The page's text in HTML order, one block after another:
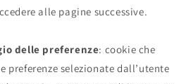
alle pagine successive.
delle preferenze: cookie che
preferenze selezionate dall’utente